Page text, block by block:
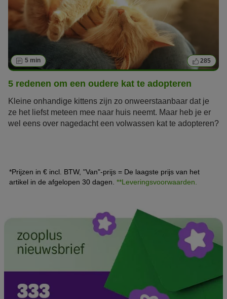
5 min 285
5 redenen om een oudere kat te adopteren
Kleine onhandige kittens zijn zo onweerstaanbaar dat je
ze het liefst meteen mee naar huis neemt. Maar heb je er
wel eens over nagedacht een volwassen kat te adopteren?
*Prijzen in € incl. BTW, "Van"-prijs = De laagste prijs van het
artikel in de afgelopen 30 dagen. **Leveringsvoorwaarden.